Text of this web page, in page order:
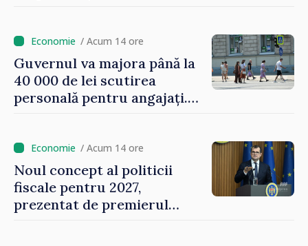
/ Acum 14 ore
Guvernul va majora până la
40 000 de lei scutirea
personală pentru angajați.
oamenilor”/ Acum 14 ore
Noul concept al politicii
fiscale pentru 2027,
prezentat de premierul